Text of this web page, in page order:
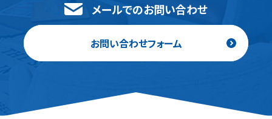
メールでのお問い合わせ
お問い合わせフォーム